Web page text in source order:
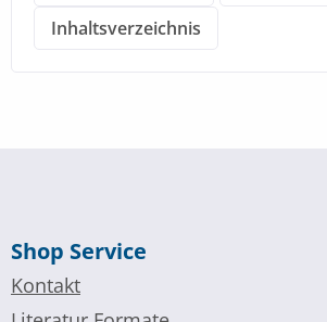
Inhaltsverzeichnis
Shop Service
Kontakt